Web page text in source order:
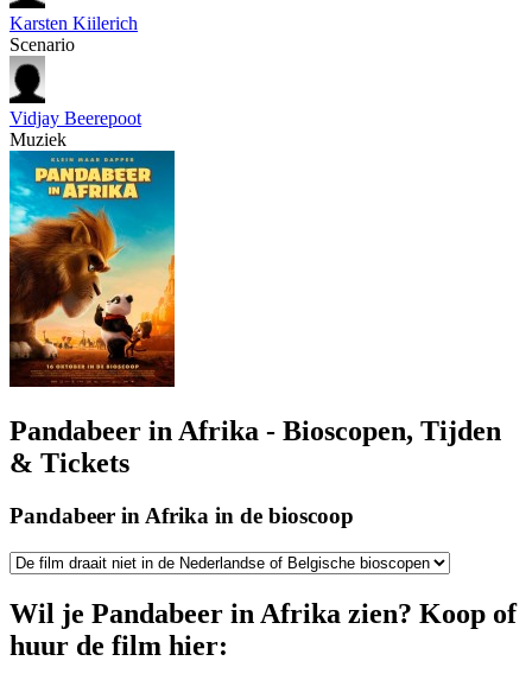
Karsten Kiilerich
Scenario
Vidjay Beerepoot
Muziek
Pandabeer in Afrika - Bioscopen, Tijden
& Tickets
Pandabeer in Afrika in de bioscoop
Wil je Pandabeer in Afrika zien? Koop of
huur de film hier: